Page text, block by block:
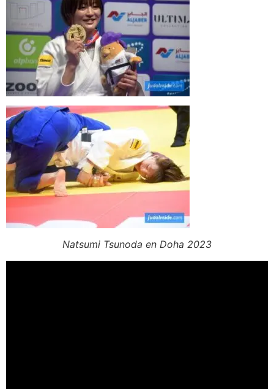
Natsumi Tsunoda en Doha 2023